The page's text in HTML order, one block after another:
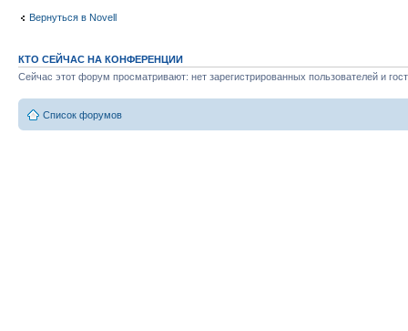
Вернуться в Novell
КТО СЕЙЧАС НА КОНФЕРЕНЦИИ
Сейчас этот форум просматривают: нет зарегистрированных пользователей и
Список форумов